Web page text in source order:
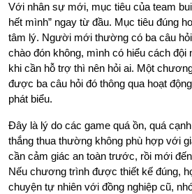
Với nhân sự mới, mục tiêu của team
hết mình” ngay từ đầu. Mục tiêu đúng
tâm lý. Người mới thường có ba câu
chào đón không, mình có hiểu cách đội
khi cần hỗ trợ thì nên hỏi ai. Một
được ba câu hỏi đó thông qua hoạt
phát biểu.
Đây là lý do các game quá ồn, quá
thắng thua thường không phù hợp với
cần cảm giác an toàn trước, rồi mới
Nếu chương trình được thiết kế đúng,
chuyện tự nhiên với đồng nghiệp cũ,